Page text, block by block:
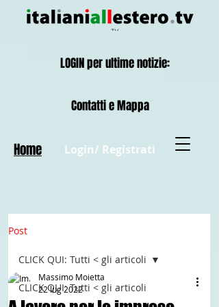
Login/ Registrati
Contatti e Mappa
Home
LOGIN per ultime notizie:
Post
CLICK QUI: Tutti < gli articoli
CLICK QUI: Tutti < gli articoli
Massimo Moietta
22 lug 2022